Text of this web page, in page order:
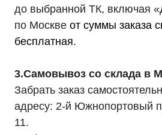
до выбранной ТК, включая
по Москве от суммы заказа
бесплатная.
3.Самовывоз со склада в
Забрать заказ
адресу: 2-й Южнопортовый
11.